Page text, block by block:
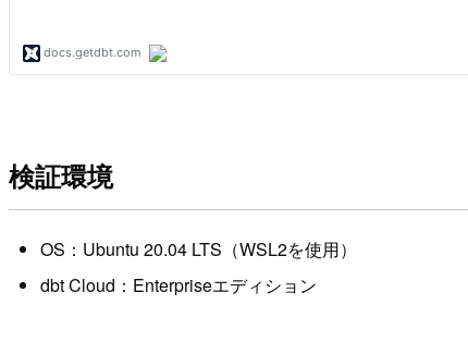
検証環境
OS：Ubuntu 20.04 LTS（WSL2を使用）
dbt Cloud：Enterpriseエディション